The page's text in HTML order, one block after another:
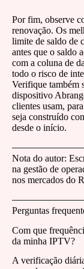
Por fim, observe
renovação. Os
limite de saldo de
antes que o saldo
com a coluna de
todo o risco de
Verifique também
dispositivo
clientes usam,
seja construído
desde o início.
Nota do autor:
na gestão de
nos mercados do
Perguntas
Com que
da minha IPTV?
A verificação